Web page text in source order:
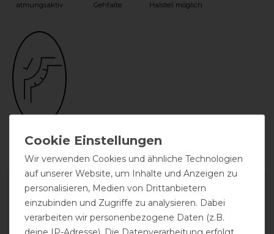
atmungsaktiv Gehfalte Halsteil möglich
Unterdecke
möglich
Herstellergarantie
Wasch- und Pflegehinweis
Wir verwenden Cookies und ähnliche Technologien
auf unserer Website, um Inhalte und Anzeigen zu
personalisieren, Medien von Drittanbietern
einzubinden und Zugriffe zu analysieren. Dabei
verarbeiten wir personenbezogene Daten (z.B.
deine IP-Adresse). Die Datenverarbeitung erfolgt